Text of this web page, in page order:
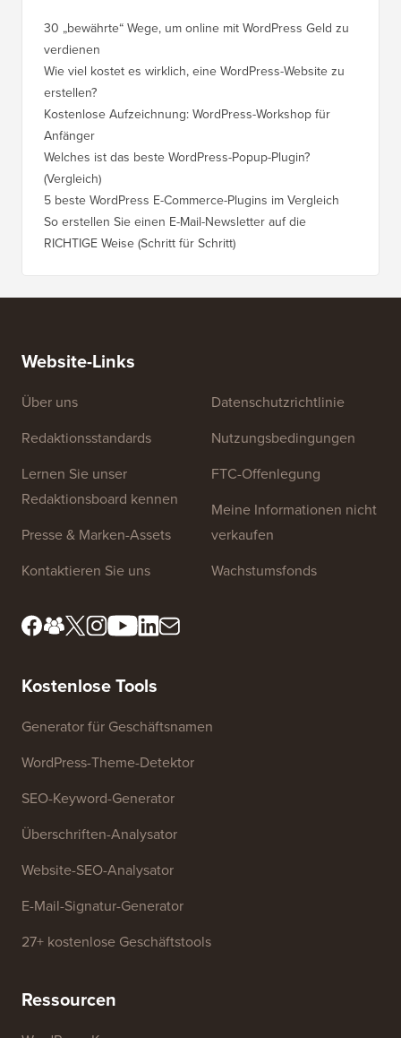
30 „bewährte“ Wege, um online mit WordPress Geld zu
verdienen
Wie viel kostet es wirklich, eine WordPress-Website zu
erstellen?
Kostenlose Aufzeichnung: WordPress-Workshop für
Anfänger
Welches ist das beste WordPress-Popup-Plugin?
5 beste WordPress E-Commerce-Plugins im Vergleich So
Website-Links
Über uns
Redaktionsstandards
Lernen Sie unser
Redaktionsboard kennen
Presse & Marken-Assets
Datenschutzrichtlinie
Nutzungsbedingungen
Kostenlose Tools
Generator für Geschäftsnamen
WordPress-Theme-Detektor
SEO-Keyword-Generator